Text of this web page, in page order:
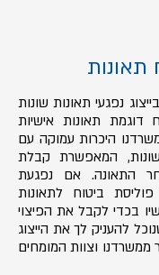
תאונות
נפגעי תאונות שונות
דוגמת תאונות אישיות
היכרות עמוקה עם
המאפשרת קבלת
התאונה. אם נפגעת
ביטוח לתאונות
בכדי לקבל את הפיצוי
להעניק לך את הייצוג
ממשרדנו וצוות המומחים